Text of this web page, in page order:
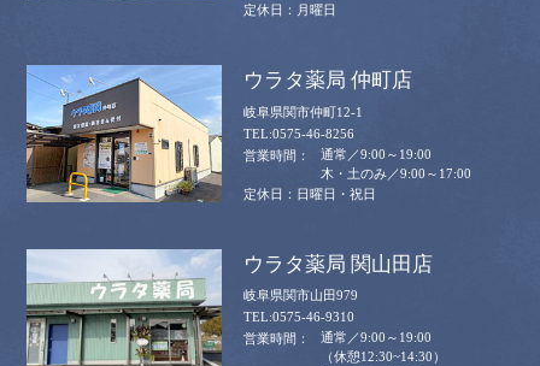
月曜日
ウラタ薬局 仲町店
岐阜県関市仲町12-1
0575-46-8256
通常／9:00～19:00
木・土のみ／9:00～17:00
日曜日・祝日
ウラタ薬局 関山田店
岐阜県関市山田979
0575-46-9310
通常／9:00～19:00
（休憩12:30~14:30）